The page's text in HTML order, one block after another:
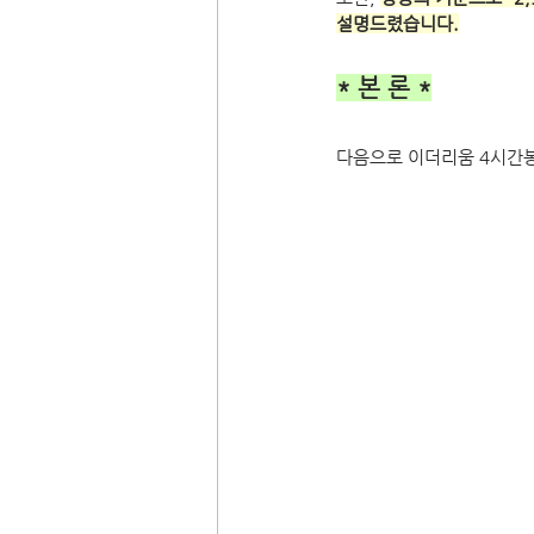
설명드렸습니다.
* 본 론 *
다음으로 이더리움 4시간